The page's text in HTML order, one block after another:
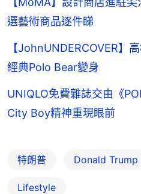
選藝術商品逐件睇
【JohnUNDERCOVER】
經典Polo Bear變身
UNIQLO免費雜誌交由《
City Boy精神重現眼前
特朗普 Donald Trump
Lifestyle